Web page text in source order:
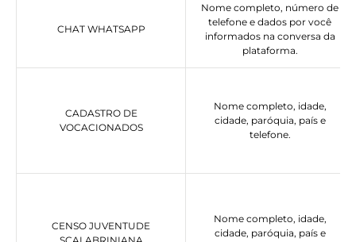
CHAT WHATSAPP
Nome completo, número de
telefone e dados por você
informados na conversa da
plataforma.
CADASTRO DE
VOCACIONADOS
Nome completo, idade,
cidade, paróquia, país e
telefone.
CENSO JUVENTUDE
Nome completo, idade,
cidade, paróquia, país e